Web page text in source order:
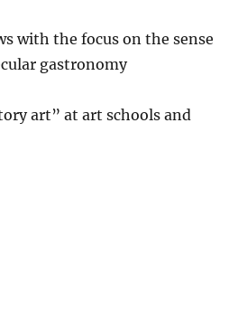
with the focus on the sense
gastronomy
art” at art schools and